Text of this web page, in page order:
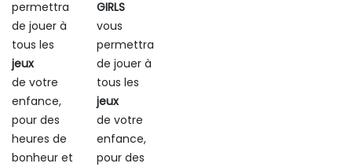
permettra
de jouer à
tous les
jeux
de votre
enfance,
pour des
heures de
bonheur et
GIRLS
vous
permettra
de jouer à
tous les
jeux
de votre
enfance,
pour des